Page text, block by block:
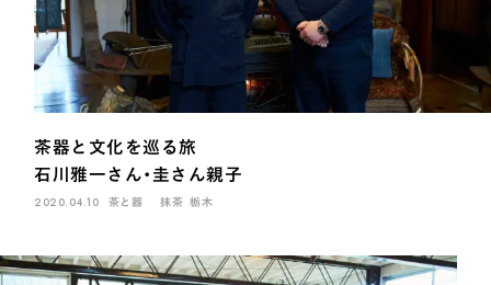
茶器と文化を巡る旅
石川雅一さん・圭さん親子
2020.04.10 茶と器 抹茶 栃木